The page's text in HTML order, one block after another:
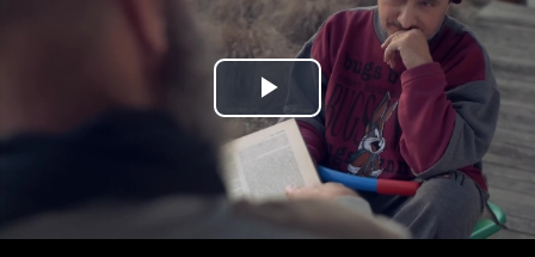
Play
Video